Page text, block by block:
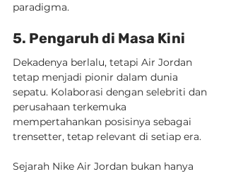
paradigma.
5. Pengaruh di Masa Kini
Dekadenya berlalu, tetapi Air Jordan
tetap menjadi pionir dalam dunia
sepatu. Kolaborasi dengan selebriti dan
perusahaan terkemuka
mempertahankan posisinya sebagai
trensetter, tetap relevant di setiap era.
Sejarah Nike Air Jordan bukan hanya